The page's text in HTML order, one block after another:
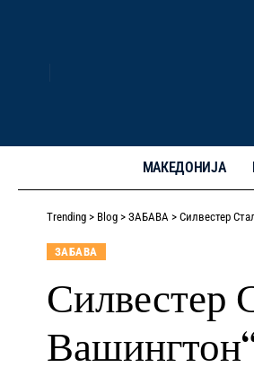
МАКЕДОНИЈА
Trending > Blog > ЗАБАВА > Силвестер
ЗАБАВА
Силвестер